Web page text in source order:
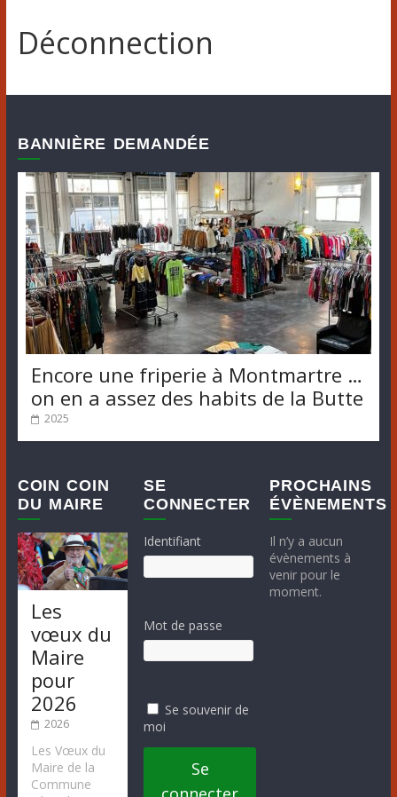
Déconnection
BANNIÈRE DEMANDÉE
Encore une friperie à Montmartre …
on en a assez des habits de la Butte
2025
COIN COIN
DU MAIRE
Les
vœux du
Maire
pour
2026
2026
Les Vœux du
Maire de la
Commune
SE
CONNECTER
Identifiant
Mot de passe
Se souvenir de
moi
Se
PROCHAINS
ÉVÈNEMENTS
Il n’y a aucun
évènements à
venir pour le
moment.